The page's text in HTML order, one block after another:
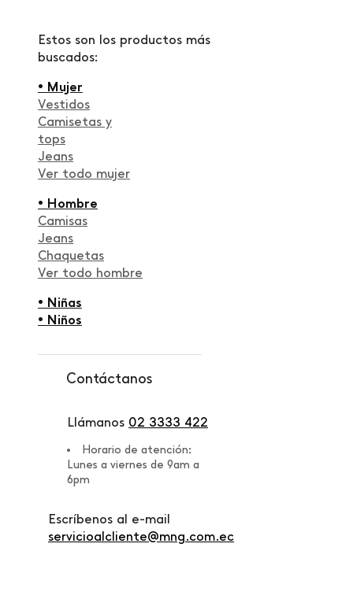
Estos son los productos más
buscados:
• Mujer
Vestidos
Camisetas y
tops
Jeans
Ver todo mujer
• Hombre
Camisas
Jeans
Chaquetas
Ver todo hombre
• Niñas
• Niños
Contáctanos
Llámanos 02 3333 422
Horario de atención:
Lunes a viernes de 9am a
6pm
Escríbenos al e-mail
servicioalcliente@mng.com.ec